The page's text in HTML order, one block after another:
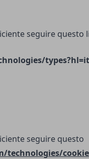
seguire questo
types?hl=it
seguire questo
technologies/